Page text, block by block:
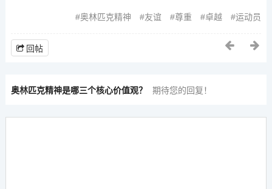
奥林匹克精神 友谊 尊重 卓越 运动员
回帖
奥林匹克精神是哪三个核心价值观？ 期待您的回复！